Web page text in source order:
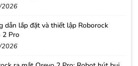
dẫn lắp đặt và thiết lập Roborock
2 Pro